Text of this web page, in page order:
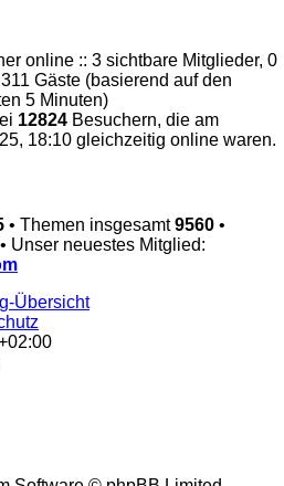
online :: 3 sichtbare Mitglieder, 0
Gäste (basierend auf den
5 Minuten)
12824 Besuchern, die am
18:10 gleichzeitig online waren.
• Themen insgesamt9560 •
• Unser neuestes Mitglied:
Übersicht